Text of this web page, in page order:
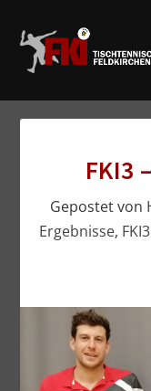
FKI3
Gepostet von
Ergebnisse,